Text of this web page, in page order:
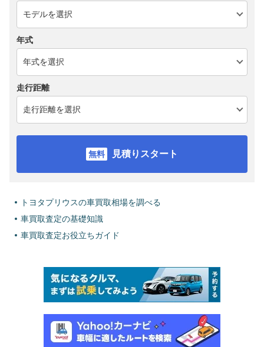
年式
走行距離
見積りスタート
トヨタプリウスの車買取相場を調べる
車買取査定の基礎知識
車買取査定お役立ちガイド